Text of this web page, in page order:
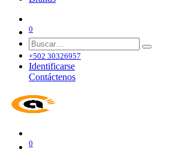
0
+502 30326957
Identificarse
Contáctenos
0